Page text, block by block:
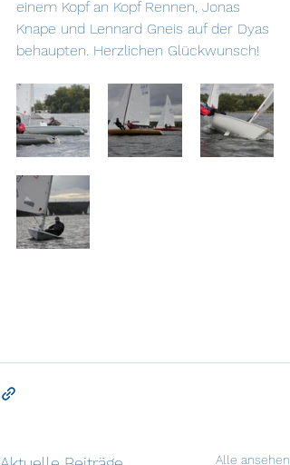
einem Kopf an Kopf Rennen, Jonas
Knape und Lennard Gneis auf der Dyas
behaupten. Herzlichen Glückwunsch!
Alle ansehen